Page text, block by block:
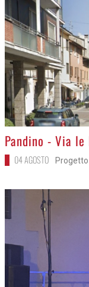
>
Pandino - Via
04 AGOSTO